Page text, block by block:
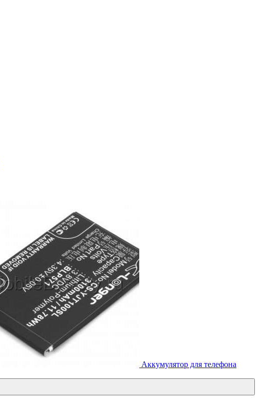
Аккумулятор для телефона